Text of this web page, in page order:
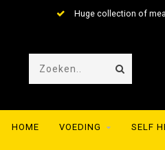
Huge collection of
HOME VOEDING SELF